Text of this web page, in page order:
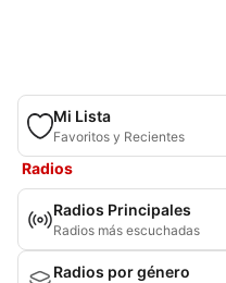
Mi Lista
Favoritos y Recientes
Radios
Radios Principales
Radios más escuchadas
Radios por género